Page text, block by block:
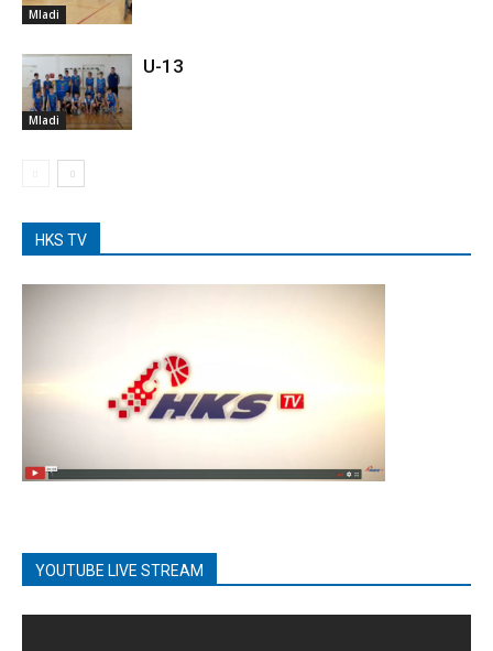
Mladi
Mladi
U-13
HKS TV
YOUTUBE LIVE STREAM